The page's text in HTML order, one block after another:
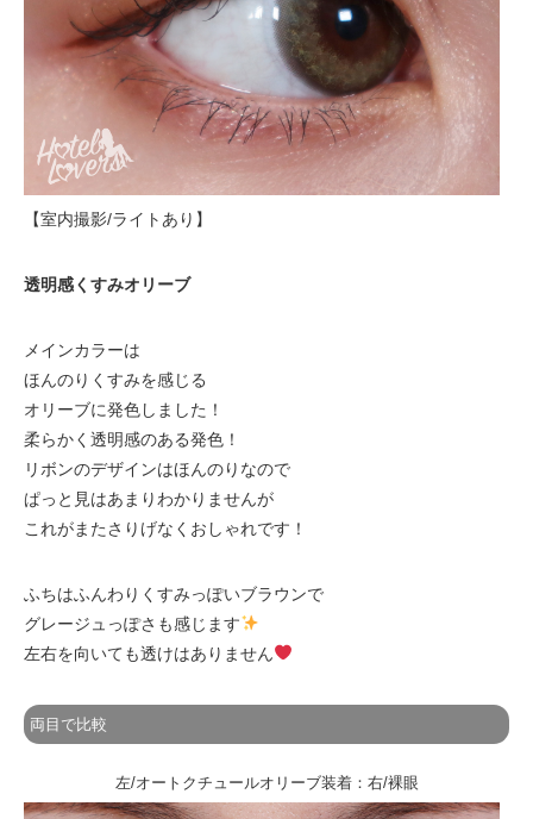
【室内撮影/ライトあり】
透明感くすみオリーブ
メインカラーは
ほんのりくすみを感じる
オリーブに発色しました！
柔らかく透明感のある発色！
リボンのデザインはほんのりなので
ぱっと見はあまりわかりませんが
これがまたさりげなくおしゃれです！
ふちはふんわりくすみっぽいブラウンで
グレージュっぽさも感じます
左右を向いても透けはありません
両目で比較
左/オートクチュールオリーブ装着：右/裸眼